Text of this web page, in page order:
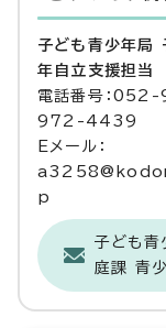
子ども青少年局
年自立支援担当
電話番号：
972-4439
Eメール：
p
子ども青
庭課 青